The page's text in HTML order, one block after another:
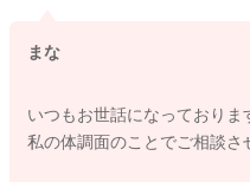
まな
いつもお世話になっておりま
私の体調面のことでご相談さ